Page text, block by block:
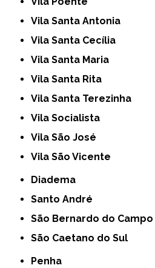
Vila Santa Antonia
Vila Santa Cecília
Vila Santa Maria
Vila Santa Rita
Vila Santa Terezinha
Vila Socialista
Vila São José
Vila São Vicente
Diadema
Santo André
São Bernardo do Campo
São Caetano do Sul
Penha